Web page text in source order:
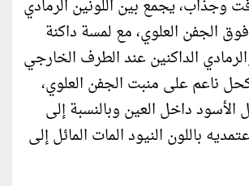
وجذاب، يجمع بين اللونين الرمادي
الجفن العلوي، مع لمسة داكنة
الداكنين عند الطرف الخارجي
ناعم على منبت الجفن العلوي،
داخل العين وبالنسبة إلى
باللون النيود المات المائل إلى